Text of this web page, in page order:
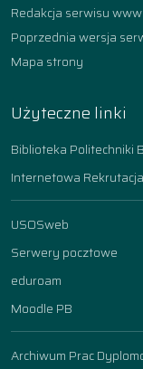
Redakcja serwisu www
Poprzednia wersja
Mapa strony
Użyteczne linki
Biblioteka Politechniki
Internetowa
USOSweb
Serwery pocztowe
eduroam
Moodle PB
Archiwum Prac